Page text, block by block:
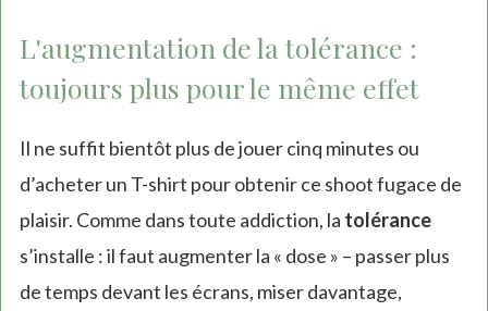
L'augmentation de la tolérance :
toujours plus pour le même effet
Il ne suffit bientôt plus de jouer cinq minutes ou
d’acheter un T-shirt pour obtenir ce shoot fugace de
plaisir. Comme dans toute addiction, la tolérance
s’installe : il faut augmenter la « dose » – passer plus
de temps devant les écrans, miser davantage,